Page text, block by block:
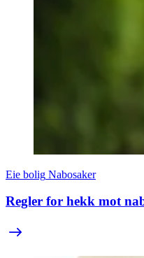
Eie bolig Nabosaker
Regler for hekk mot